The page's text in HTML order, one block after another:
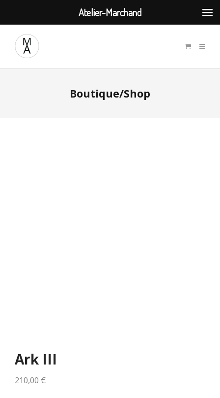
Boutique/Shop
Ark III
210,00 €
Atelier-Marchand